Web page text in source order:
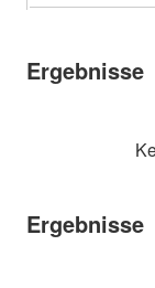
Ergebnisse
Ergebnisse